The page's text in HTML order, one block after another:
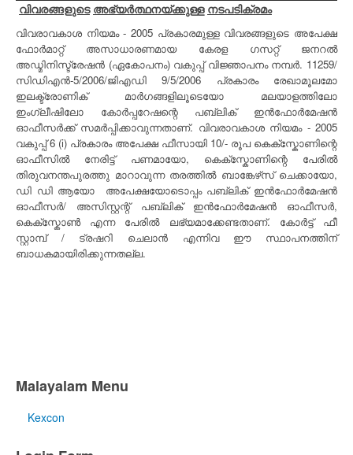
വിവരങ്ങളുടെ അഭ്യർത്ഥനയ്ക്കുള്ള നടപടിക്രമം
വിവരാവകാശ നിയമം - 2005 പ്രകാരമുള്ള വിവരങ്ങളുടെ അപേക്ഷ
ഫോർമാറ്റ് അസാധാരണമായ കേരള ഗസറ്റ് ജനറൽ
അഡ്മിനിസ്ട്രേഷൻ (ഏകോപനം) വകുപ്പ് വിജ്ഞാപനം നമ്പർ. 11259/
സിഡിഎൻ-5/2006/ജിഎഡി 9/5/2006 പ്രകാരം രേഖാമൂലമോ
ഇലക്ട്രോണിക് മാർഗങ്ങളിലൂടെയോ മലയാളത്തിലോ
ഇംഗ്ലീഷിലോ കോർപ്പറേഷന്റെ പബ്ലിക് ഇൻഫോർമേഷൻ
ഓഫീസർക്ക് സമർപ്പിക്കാവുന്നതാണ്. വിവരാവകാശ നിയമം - 2005
വകുപ്പ് 6 (i) പ്രകാരം അപേക്ഷ ഫീസായി 10/- രൂപ കെക്സ്കോണിന്റെ
ഓഫീസിൽ നേരിട്ട് പണമായോ, കെക്സ്കോണിന്റെ പേരിൽ
തിരുവനന്തപുരത്തു മാറാവുന്ന തരത്തിൽ ബാങ്കേഴ്‌സ് ചെക്കായോ,
ഡി ഡി ആയോ അപേക്ഷയോടൊപ്പം പബ്ലിക് ഇൻഫോർമേഷൻ
ഓഫീസർ/ അസിസ്റ്റന്റ് പബ്ലിക് ഇൻഫോർമേഷൻ ഓഫീസർ,
കെക്സ്കോൺ എന്ന പേരിൽ ലഭ്യമാക്കേണ്ടതാണ്. കോർട്ട് ഫീ
സ്റ്റാമ്പ് / ട്രഷറി ചെലാൻ എന്നിവ ഈ സ്ഥാപനത്തിന്
ബാധകമായിരിക്കുന്നതല്ല.
Malayalam Menu
Kexcon